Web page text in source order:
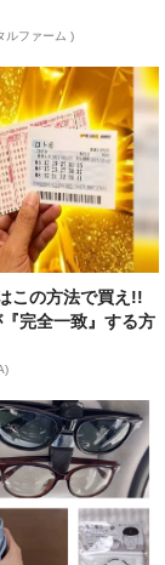
ルファーム )
この方法で買え!!
完全一致』する方